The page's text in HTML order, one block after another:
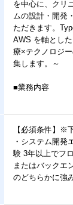
を中心に、クリ
ムの設計・開発
ただきます。
AWS を軸とし
療×テクノロジ
集します。～
■業務内容
【必須条件】※
・システム開発
験 3年以上でフ
またはバックエ
のどちらかに強